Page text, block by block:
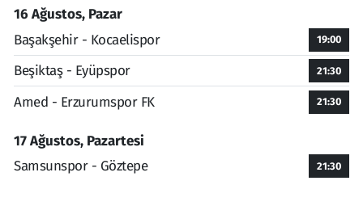
16 Ağustos, Pazar
Başakşehir - Kocaelispor
19:00
Beşiktaş - Eyüpspor 21:30
Amed - Erzurumspor FK 21:30
17 Ağustos, Pazartesi
Samsunspor - Göztepe
21:30